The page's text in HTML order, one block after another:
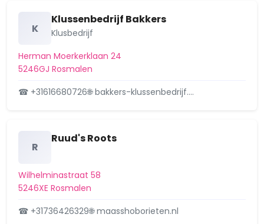
K
Klussenbedrijf Bakkers
Klusbedrijf
Herman Moerkerklaan 24
5246GJ Rosmalen
☎ +31616680726🌐 bakkers-klussenbedrijf.…
R
Ruud's Roots
Wilhelminastraat 58
5246XE Rosmalen
☎ +31736426329🌐 maasshoborieten.nl